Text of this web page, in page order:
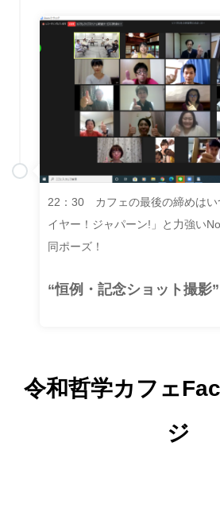
22：30 カフェの最後の締めはい
イヤー！ジャパーン!」と力強い
同ポーズ！
“恒例・記念ショット撮影”
令和哲学カフェ
ジ